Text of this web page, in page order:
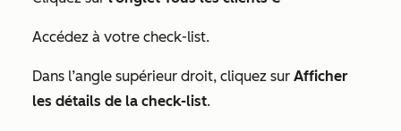
Accédez à votre check-list.
Dans l’angle supérieur droit, cliquez sur Afficher
les détails de la check-list.